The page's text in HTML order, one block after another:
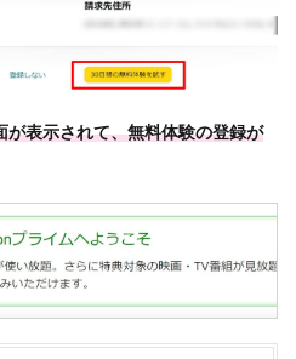
が表示されて、無料体験の登録が